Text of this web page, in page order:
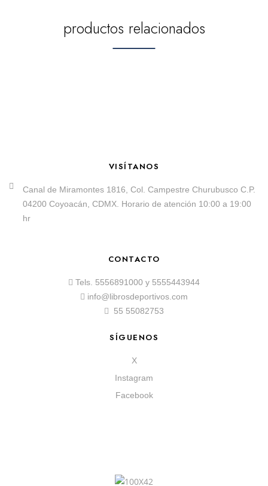
productos relacionados
VISÍTANOS
Canal de Miramontes 1816, Col. Campestre Churubusco C.P.
04200 Coyoacán, CDMX. Horario de atención 10:00 a 19:00
hr
CONTACTO
Tels. 5556891000 y 5555443944
info@librosdeportivos.com
55 55082753
SÍGUENOS
X
Instagram
Facebook